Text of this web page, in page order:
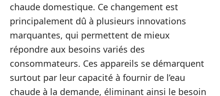
chaude domestique. Ce changement est
principalement dû à plusieurs innovations
marquantes, qui permettent de mieux
répondre aux besoins variés des
consommateurs. Ces appareils se démarquent
surtout par leur capacité à fournir de l’eau
chaude à la demande, éliminant ainsi le besoin